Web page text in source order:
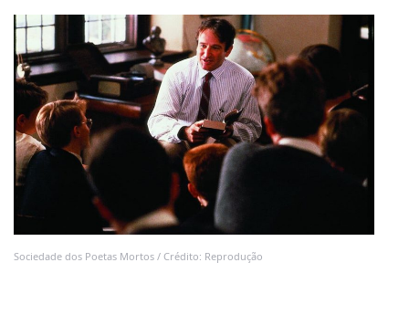
Sociedade dos Poetas Mortos / Crédito: Reprodução